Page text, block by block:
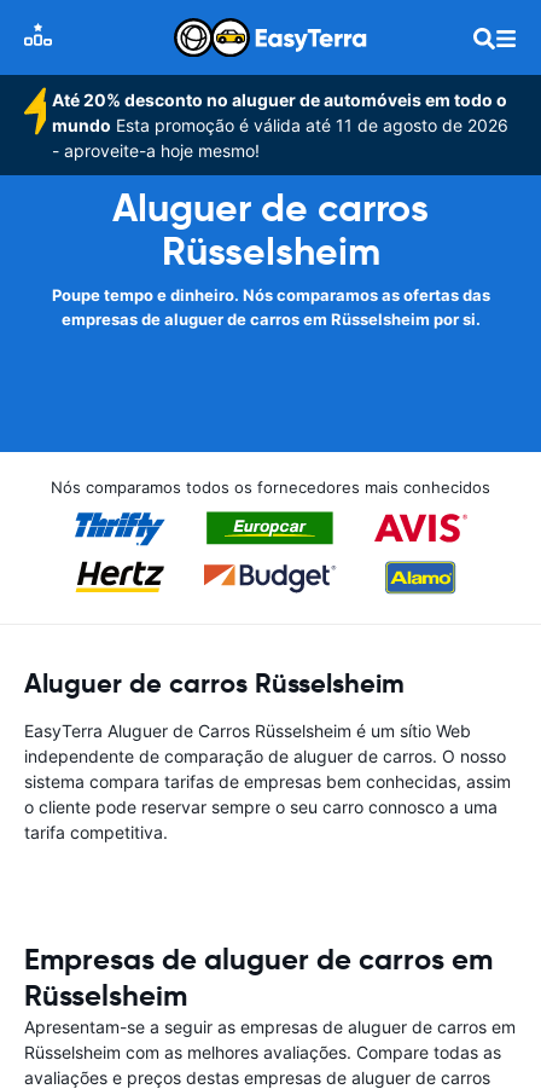
Até 20% desconto no aluguer de automóveis em todo o
mundo Esta promoção é válida até 11 de agosto de 2026
- aproveite-a hoje mesmo!
Aluguer de carros
Rüsselsheim
Poupe tempo e dinheiro. Nós comparamos as ofertas das
empresas de aluguer de carros em Rüsselsheim por si.
Nós comparamos todos os fornecedores mais conhecidos
Aluguer de carros Rüsselsheim
EasyTerra Aluguer de Carros Rüsselsheim é um sítio Web
independente de comparação de aluguer de carros. O nosso
sistema compara tarifas de empresas bem conhecidas, assim
o cliente pode reservar sempre o seu carro connosco a uma
tarifa competitiva.
Empresas de aluguer de carros em
Rüsselsheim
Apresentam-se a seguir as empresas de aluguer de carros em
Rüsselsheim com as melhores avaliações. Compare todas as
avaliações e preços destas empresas de aluguer de carros